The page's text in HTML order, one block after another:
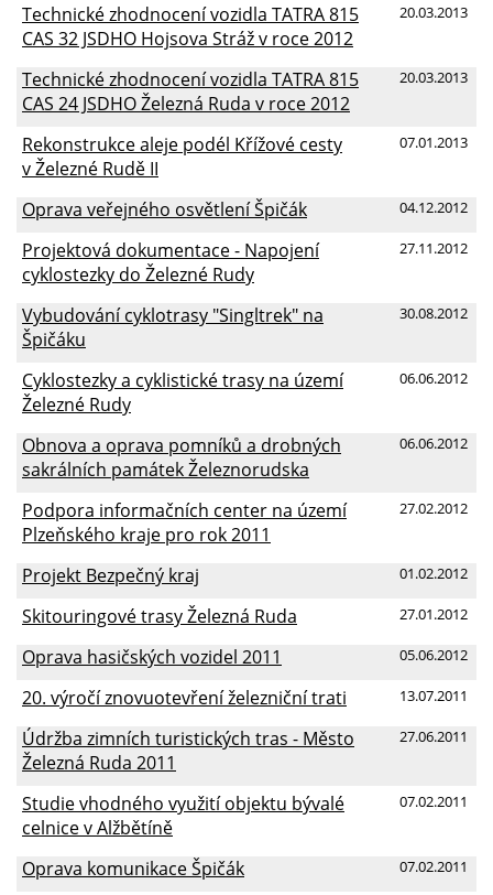
20.03.2013
Technické zhodnocení vozidla TATRA 815
CAS 32 JSDHO Hojsova Stráž v roce 2012
20.03.2013
Technické zhodnocení vozidla TATRA 815
CAS 24 JSDHO Železná Ruda v roce 2012
07.01.2013
Rekonstrukce aleje podél Křížové cesty
v Železné Rudě II
04.12.2012
Oprava veřejného osvětlení Špičák
27.11.2012
Projektová dokumentace - Napojení
cyklostezky do Železné Rudy
30.08.2012
Vybudování cyklotrasy "Singltrek" na
Špičáku
06.06.2012
Cyklostezky a cyklistické trasy na území
Železné Rudy
06.06.2012
Obnova a oprava pomníků a drobných
sakrálních památek Železnorudska
27.02.2012
Podpora informačních center na území
Plzeňského kraje pro rok 2011
01.02.2012
Projekt Bezpečný kraj
27.01.2012
Skitouringové trasy Železná Ruda
05.06.2012
Oprava hasičských vozidel 2011
13.07.2011
20. výročí znovuotevření železniční trati
27.06.2011
Údržba zimních turistických tras - Město
Železná Ruda 2011
07.02.2011
Studie vhodného využití objektu bývalé
celnice v Alžbětíně
07.02.2011
Oprava komunikace Špičák